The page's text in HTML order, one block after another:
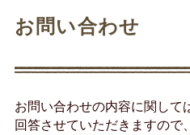
お問い合わせ
お問い合わせの内容に関して
回答させていただきますので